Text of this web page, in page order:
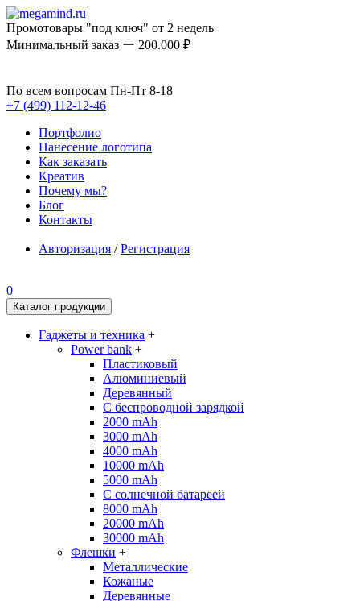
Промотовары "под ключ" от 2 недель
Минимальный заказ ー 200.000 ₽
По всем вопросам Пн-Пт 8-18
+7 (499) 112-12-46
Портфолио
Нанесение логотипа
Как заказать
Креатив
Почему мы?
Блог
Контакты
Авторизация /Регистрация
0
Каталог продукции
Гаджеты и техника +
Power bank +
Пластиковый
Алюминиевый
Деревянный
С беспроводной зарядкой
2000 mAh
3000 mAh
4000 mAh
10000 mAh
5000 mAh
С солнечной батареей
8000 mAh
20000 mAh
30000 mAh
Флешки +
Металлические
Кожаные
Деревянные